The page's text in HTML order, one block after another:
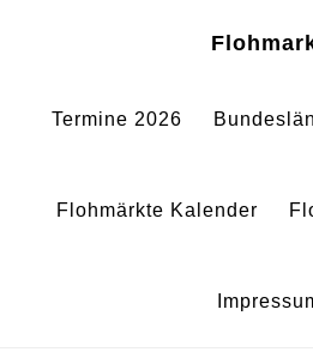
springen
springen
Termine 2026
Flohmärkte Kalender